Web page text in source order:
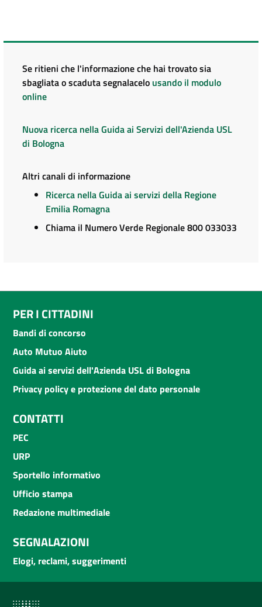
Se ritieni che l'informazione che hai trovato sia
sbagliata o scaduta segnalacelo usando il modulo
online
Nuova ricerca nella Guida ai Servizi dell'Azienda USL
di Bologna
Altri canali di informazione
Ricerca nella Guida ai servizi della Regione
Emilia Romagna
Chiama il Numero Verde Regionale 800 033033
PER I CITTADINI
Bandi di concorso
Auto Mutuo Aiuto
Guida ai servizi dell'Azienda USL di Bologna
Privacy policy e protezione del dato personale
CONTATTI
PEC
URP
Sportello informativo
Ufficio stampa
Redazione multimediale
SEGNALAZIONI
Elogi, reclami, suggerimenti